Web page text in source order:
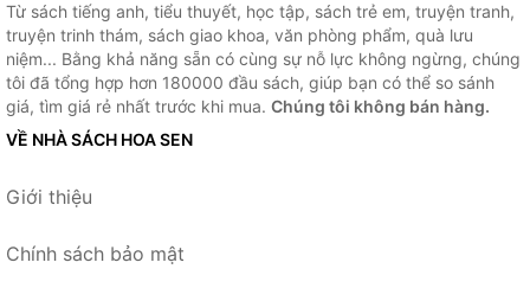
Từ sách tiếng anh, tiểu thuyết, học tập, sách trẻ em, truyện tranh,
truyện trinh thám, sách giao khoa, văn phòng phẩm, quà lưu
niệm... Bằng khả năng sẵn có cùng sự nỗ lực không ngừng, chúng
tôi đã tổng hợp hơn 180000 đầu sách, giúp bạn có thể so sánh
giá, tìm giá rẻ nhất trước khi mua. Chúng tôi không bán hàng.
VỀ NHÀ SÁCH HOA SEN
Giới thiệu
Chính sách bảo mật